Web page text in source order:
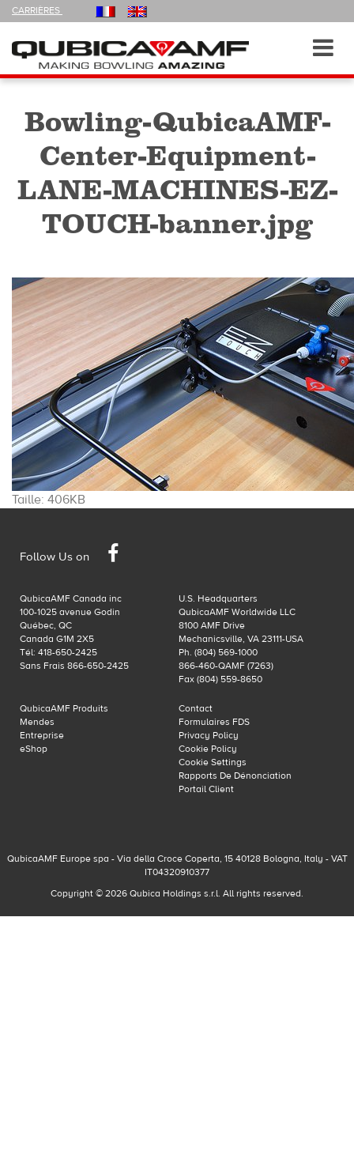
CARRIÈRES
FOLLOW
US
Navigation
Bowling-QubicaAMF-
Center-Equipment-
LANE-MACHINES-EZ-
TOUCH-banner.jpg
Cliquez
l'image
taille
originale…
Taille: 406KB
QubicaAMF Canada inc
100-1025 avenue Godin
Québec, QC
Canada G1M 2X5
Tél: 418-650-2425
Sans Frais 866-650-2425
U.S. Headquarters
QubicaAMF Worldwide LLC
8100 AMF Drive
Mechanicsville, VA 23111-USA
Ph. (804) 569-1000
866-460-QAMF (7263)
Fax (804) 559-8650
QubicaAMF Produits
Mendes
Entreprise
eShop
Contact
Formulaires FDS
Privacy Policy
Cookie Policy
Cookie Settings
Rapports De Dénonciation
Portail Client
Follow Us on
Facebook
QubicaAMF Europe spa - Via della Croce Coperta, 15 40128 Bologna, Italy - VAT
IT04320910377
Copyright © 2026 Qubica Holdings s.r.l. All rights reserved.